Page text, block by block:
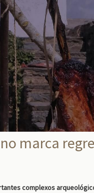
marca
complexos